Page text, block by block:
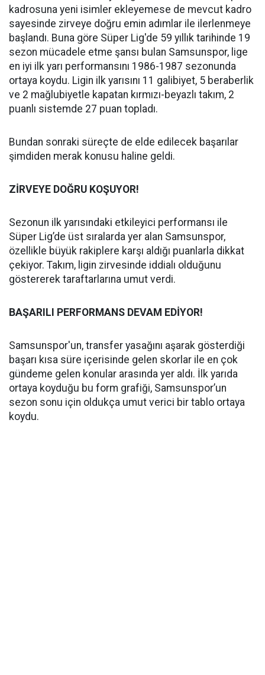
kadrosuna yeni isimler ekleyemese de mevcut kadro
sayesinde zirveye doğru emin adımlar ile ilerlenmeye
başlandı. Buna göre Süper Lig'de 59 yıllık tarihinde 19
sezon mücadele etme şansı bulan Samsunspor, lige
en iyi ilk yarı performansını 1986-1987 sezonunda
ortaya koydu. Ligin ilk yarısını 11 galibiyet, 5 beraberlik
ve 2 mağlubiyetle kapatan kırmızı-beyazlı takım, 2
puanlı sistemde 27 puan topladı.
Bundan sonraki süreçte de elde edilecek başarılar
şimdiden merak konusu haline geldi.
ZİRVEYE DOĞRU KOŞUYOR!
Sezonun ilk yarısındaki etkileyici performansı ile
Süper Lig’de üst sıralarda yer alan Samsunspor,
özellikle büyük rakiplere karşı aldığı puanlarla dikkat
çekiyor. Takım, ligin zirvesinde iddialı olduğunu
göstererek taraftarlarına umut verdi.
BAŞARILI PERFORMANS DEVAM EDİYOR!
Samsunspor'un, transfer yasağını aşarak gösterdiği
başarı kısa süre içerisinde gelen skorlar ile en çok
gündeme gelen konular arasında yer aldı. İlk yarıda
ortaya koyduğu bu form grafiği, Samsunspor’un
sezon sonu için oldukça umut verici bir tablo ortaya
koydu.